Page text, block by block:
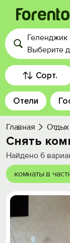
Войти
История
Геленджик
Выберите
Сорт.
Отели
Главная
Снять
Найдено 6
комнаты в